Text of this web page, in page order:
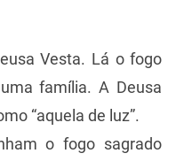
Vesta. Lá o fogo
família. A Deusa
“aquela de luz”.
o fogo sagrado